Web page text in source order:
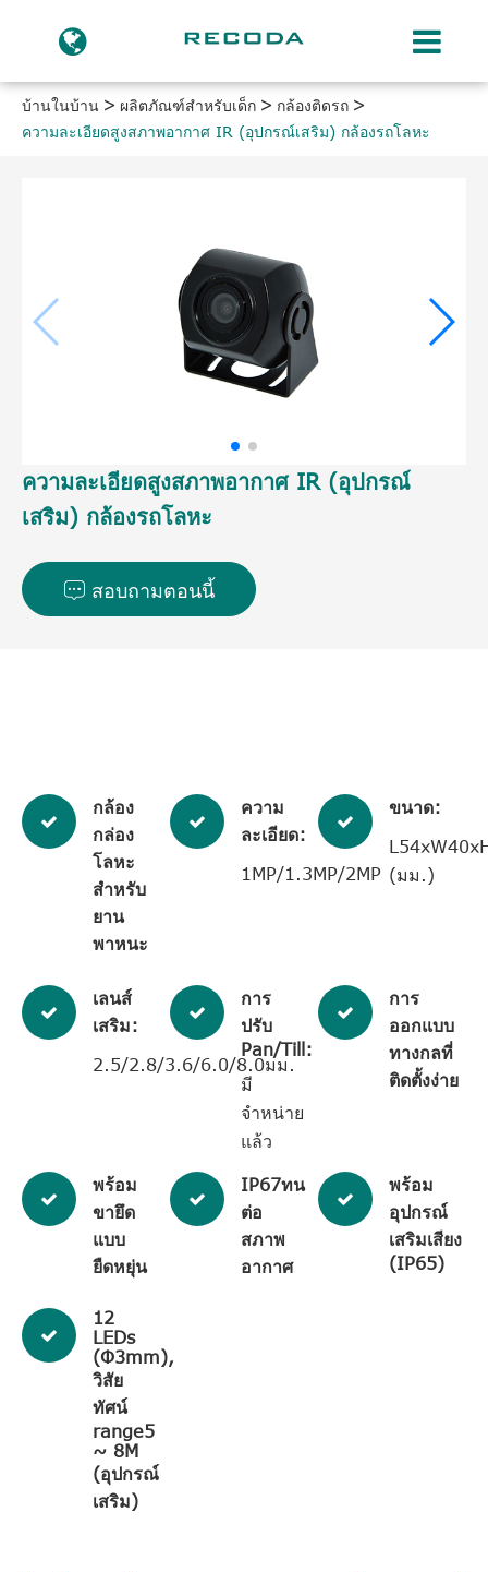
บ้านในบ้าน ผลิตภัณฑ์สำหรับเด็ก
กล้องติดรถ
ความละเอียดสูงสภาพอากาศ IR (อุปกรณ์เสริม) กล้องรถโลหะ
ความละเอียดสูงสภาพอากาศ IR (อุปกรณ์
เสริม) กล้องรถโลหะ
สอบถามตอนนี้
กล้อง
กล่อง
โลหะ
สำหรับ
ยาน
พาหนะ
ความ
ละเอียด:
1MP/1.3MP/2MP
ขนาด:
(มม.)
เลนส์
เสริม:
2.5/2.8/3.6/6.0/8.0มม.
การ
ปรับ
Pan/Till:
มี
จำหน่าย
แล้ว
การ
ออกแบบ
ทางกลที่
ติดตั้งง่าย
พร้อม
ขายึด
แบบ
ยืดหยุ่น
IP67ทน
ต่อ
สภาพ
อากาศ
พร้อม
อุปกรณ์
เสริมเสียง
(IP65)
12
LEDs
(Φ3mm),
วิสัย
ทัศน์
range5
~ 8M
(อุปกรณ์
เสริม)